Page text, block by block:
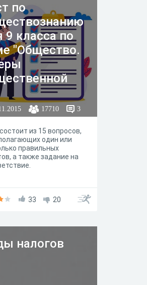
по
9 класса по
"Общество.
17710 3
из 15 вопросов,
один или
правильных
а также задание на
33 20
налогов